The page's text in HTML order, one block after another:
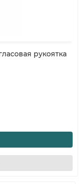
рукоятка